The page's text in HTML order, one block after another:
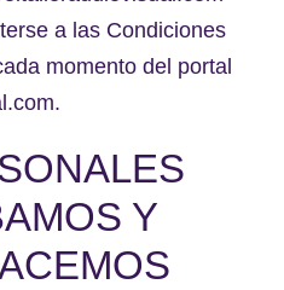
a las Condiciones
momento del portal
Y